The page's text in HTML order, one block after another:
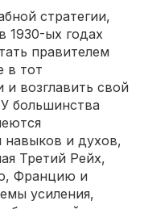
стратегии,
1930-ых годах
правителем
в тот
и возглавить свой
большинства
навыков и духов,
Третий Рейх,
Францию и
усиления,